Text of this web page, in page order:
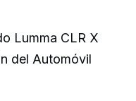
Lumma CLR X
del Automóvil